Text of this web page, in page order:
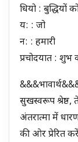
धियो : बुद्धियों
य: : जो
न: : हमारी
प्रचोदयात : शुभ
सुखस्वरूप श्रेष्ठ,
अंतरात्मा में
की ओर प्रेरित